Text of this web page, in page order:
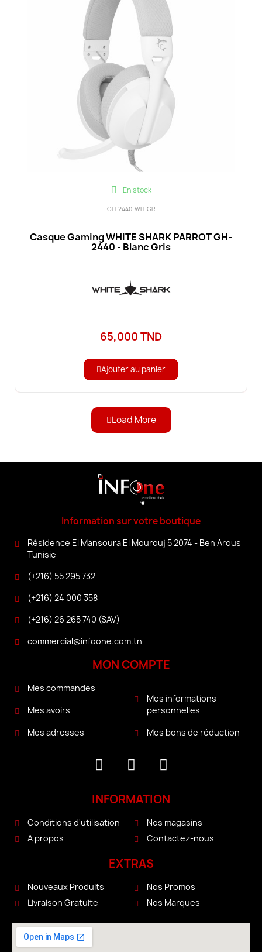
En stock
GH-2440-WH-GR
Casque Gaming WHITE SHARK PARROT GH-
2440 - Blanc Gris
65,000 TND
Ajouter au panier
Load More
Information sur votre boutique
Résidence El Mansoura El Mourouj 5 2074 - Ben Arous
Tunisie
(+216) 55 295 732
(+216) 24 000 358
(+216) 26 265 740 (SAV)
commercial@infoone.com.tn
MON COMPTE
Mes commandes
Mes avoirs
Mes adresses
Mes informations
personnelles
Mes bons de réduction
INFORMATION
Conditions d'utilisation
A propos
Nos magasins
Contactez-nous
EXTRAS
Nouveaux Produits
Livraison Gratuite
Nos Promos
Nos Marques